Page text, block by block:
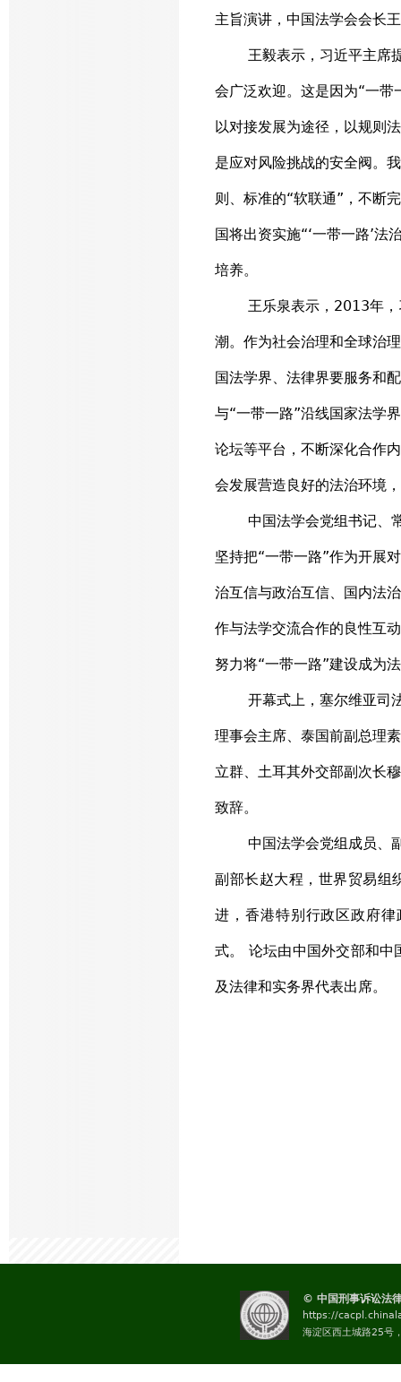
主旨演讲，中国法学会会长
王毅表示，习近平主席
会广泛欢迎。这是因为“一
以对接发展为途径，以规则
是应对风险挑战的安全阀。
则、标准的“软联通”，不断
国将出资实施“‘一带一路’法
培养。
王乐泉表示，2013年
潮。作为社会治理和全球治
国法学界、法律界要服务和
与“一带一路”沿线国家法学
论坛等平台，不断深化合作
会发展营造良好的法治环境
中国法学会党组书记、
坚持把“一带一路”作为开展
治互信与政治互信、国内法
作与法学交流合作的良性互
努力将“一带一路”建设成为
开幕式上，塞尔维亚司
理事会主席、泰国前副总理
立群、土耳其外交部副次长
致辞。
中国法学会党组成员、
副部长赵大程，世界贸易组
进，香港特别行政区政府
式。 论坛由中国外交部和
及法律和实务界代表出席。
© 中国刑事诉讼法
https://
海淀区西土城路25号